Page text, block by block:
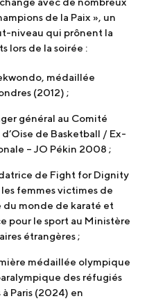
de la Paix », un
niveau qui prônent la
lors de la soirée :
médaillée
(2012) ;
général au Comité
de Basketball / Ex-
– JO Pékin 2008 ;
de Fight for Dignity
femmes victimes de
monde de karaté et
pour le sport au Ministère
étrangères ;
médaillée olympique
des réfugiés
Paris (2024) en